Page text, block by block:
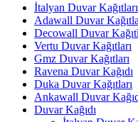
İtalyan Duvar Kağıtları
Adawall Duvar
Decowall Duvar
Vertu Duvar Kağıtları
Gmz Duvar Kağıtları
Ravena Duvar Kağıdı
Duka Duvar Kağıtları
Ankawall Duvar
Duvar Kağıdı